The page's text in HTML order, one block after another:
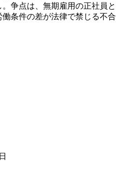
争点は、無期雇用の正社員と
条件の差が法律で禁じる不合